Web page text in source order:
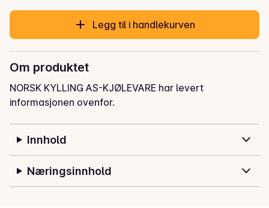
Legg til i handlekurven
Om produktet
NORSK KYLLING AS-KJØLEVARE har levert
informasjonen ovenfor.
Innhold
Næringsinnhold